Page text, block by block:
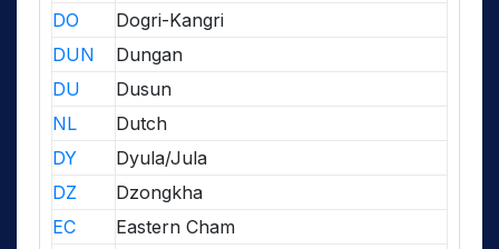
DO
Dogri-Kangri
DUN
Dungan
DU
Dusun
NL
Dutch
DY
Dyula/Jula
DZ
Dzongkha
EC
Eastern Cham